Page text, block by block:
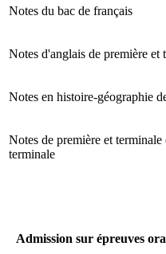
Notes du bac de français
Notes d'anglais de première et
Notes en histoire-géographie
Notes de première et terminale
terminale
Admission sur épreuves